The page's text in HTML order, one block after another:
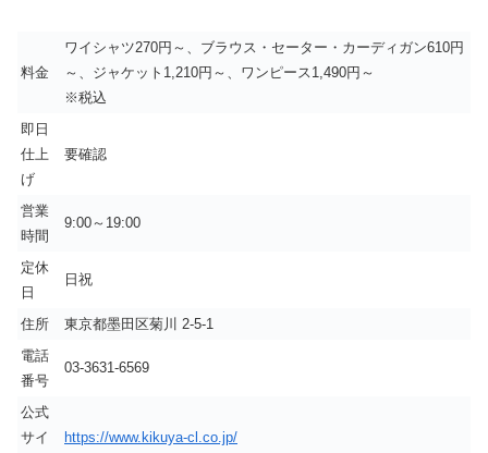
料金
ワイシャツ270円～、ブラウス・セーター・カーディガン610円
～、ジャケット1,210円～、ワンピース1,490円～
※税込
即日
仕上
げ
要確認
営業
時間
9:00～19:00
定休
日
日祝
住所
東京都墨田区菊川 2-5-1
電話
番号
03-3631-6569
公式
サイ
https://www.kikuya-cl.co.jp/